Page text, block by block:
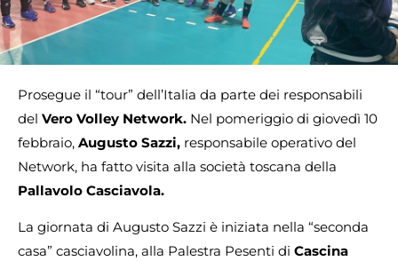
Prosegue il “tour” dell’Italia da parte dei responsabili
del Vero Volley Network. Nel pomeriggio di giovedì 10
febbraio, Augusto Sazzi, responsabile operativo del
Network, ha fatto visita alla società toscana della
Pallavolo Casciavola.
La giornata di Augusto Sazzi è iniziata nella “seconda
casa” casciavolina, alla Palestra Pesenti di Cascina